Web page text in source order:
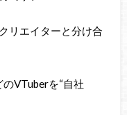
リエイターと分け合
VTuberを“自社